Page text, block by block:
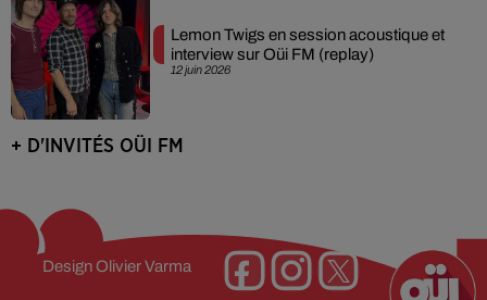
12 juin 2026
Lemon Twigs en session acoustique et
interview sur Oüi FM (replay)
+ D'INVITÉS OÜI FM
Design Olivier Varma